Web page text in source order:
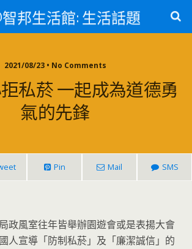
智邦生活館: 生活話題
2021/08/23 • No Comments
私菸 一起成為道德勇
氣的先鋒
Pin Mail SMS
政風室往年皆舉辦園遊會或是表揚大會
人宣導「防制私菸」及「廉潔誠信」的